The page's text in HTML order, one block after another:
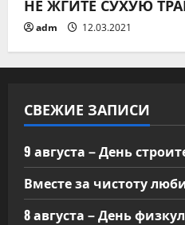
и
с
я
м
НЕ ЖГИТЕ СУХУЮ
adm 12.03.2021
СВЕЖИЕ ЗАПИСИ
9 августа – День
Вместе за чистоту
8 августа – День